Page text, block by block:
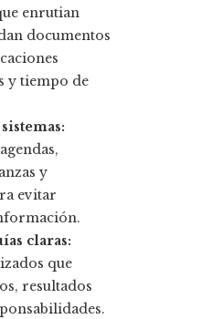
enrutian
documentos
y tiempo de
y
evitar
claras:
que
resultados